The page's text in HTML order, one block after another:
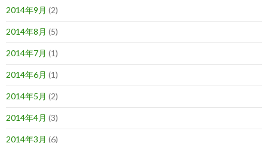
2014年9月 (2)
2014年8月 (5)
2014年7月 (1)
2014年6月 (1)
2014年5月 (2)
2014年4月 (3)
2014年3月 (6)